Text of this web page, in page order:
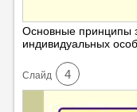
Основные принципы
индивидуальных
Cлайд 4